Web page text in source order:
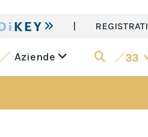
| REGISTRATI
Aziende 33